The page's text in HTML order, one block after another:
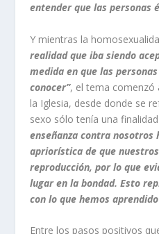
entender que las personas
Y mientras la
realidad que iba siendo
medida en que las
conocer”, el tema comenzó
la Iglesia, desde donde se
sexo sólo tenía una
enseñanza contra nosotros
apriorística de que
reproducción, por lo que
lugar en la bondad. Esto
con lo que hemos
Entre los pasos positivos